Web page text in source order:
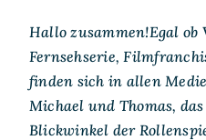
Hallo zusammen!Egal ob
Fernsehserie,
finden sich in allen
Michael und Thomas,
Blickwinkel der